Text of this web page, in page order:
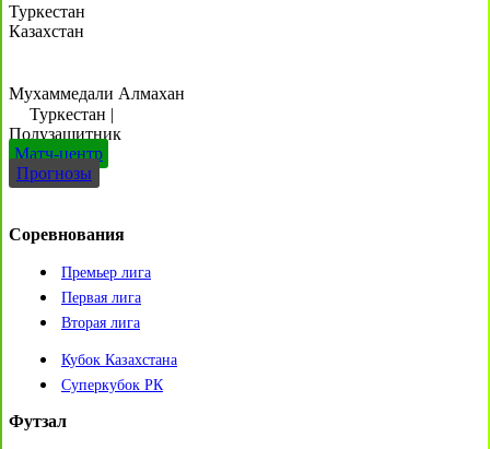
Туркестан
Казахстан
Мухаммедали Алмахан
Туркестан |
Полузащитник
Матч-центр
Прогнозы
Соревнования
Премьер лига
Первая лига
Вторая лига
Кубок Казахстана
Суперкубок РК
Футзал